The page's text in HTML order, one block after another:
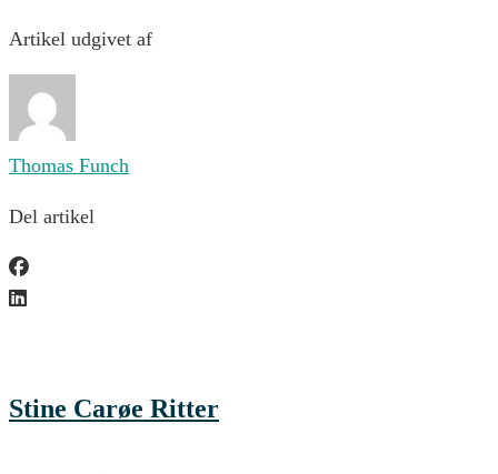
Artikel udgivet af
Thomas Funch
Del artikel
Stine Carøe Ritter